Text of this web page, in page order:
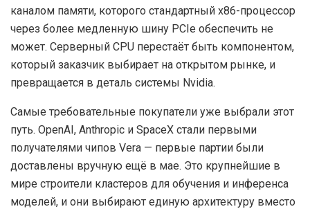
каналом памяти, которого стандартный x86-процессор
через более медленную шину PCIe обеспечить не
может. Серверный CPU перестаёт быть компонентом,
который заказчик выбирает на открытом рынке, и
превращается в деталь системы Nvidia.
Самые требовательные покупатели уже выбрали этот
путь. OpenAI, Anthropic и SpaceX стали первыми
получателями чипов Vera — первые партии были
доставлены вручную ещё в мае. Это крупнейшие в
мире строители кластеров для обучения и инференса
моделей, и они выбирают единую архитектуру вместо